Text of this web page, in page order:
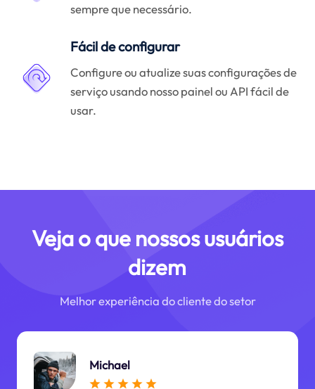
sempre que necessário.
Fácil de configurar
Configure ou atualize suas configurações de
serviço usando nosso painel ou API fácil de
usar.
Veja o que nossos usuários
dizem
Melhor experiência do cliente do setor
Michael